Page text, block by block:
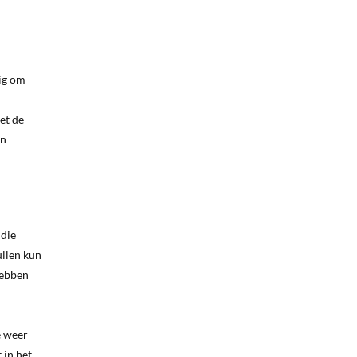
om
de
kun
weer